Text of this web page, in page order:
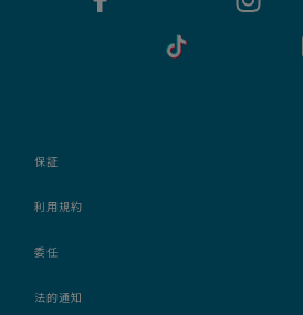
保証
利用規約
委任
法的通知